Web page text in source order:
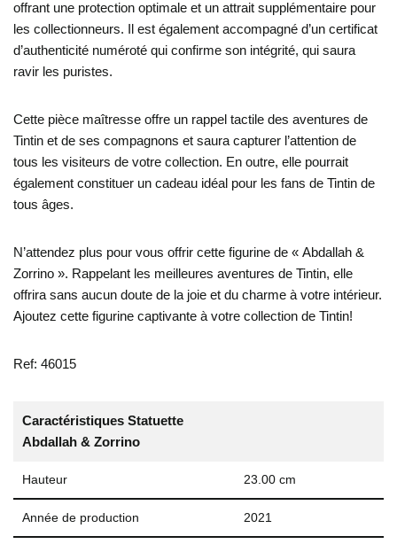
offrant une protection optimale et un attrait supplémentaire pour
les collectionneurs. Il est également accompagné d’un certificat
d’authenticité numéroté qui confirme son intégrité, qui saura
ravir les puristes.
Cette pièce maîtresse offre un rappel tactile des aventures de
Tintin et de ses compagnons et saura capturer l’attention de
tous les visiteurs de votre collection. En outre, elle pourrait
également constituer un cadeau idéal pour les fans de Tintin de
tous âges.
N’attendez plus pour vous offrir cette figurine de « Abdallah &
Zorrino ». Rappelant les meilleures aventures de Tintin, elle
offrira sans aucun doute de la joie et du charme à votre intérieur.
Ajoutez cette figurine captivante à votre collection de Tintin!
Ref: 46015
Caractéristiques Statuette
Abdallah & Zorrino
Hauteur 23.00 cm
Année de production 2021